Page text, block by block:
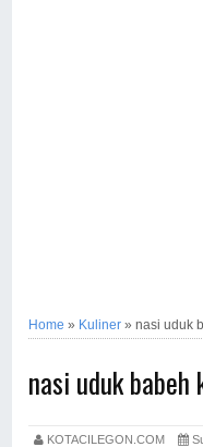
Home » Kuliner »nasi uduk
nasi uduk babeh
KOTACILEGON.COM